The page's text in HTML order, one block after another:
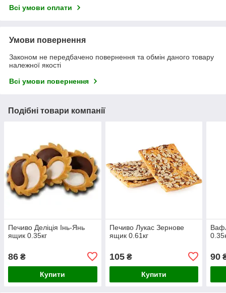
Всі умови оплати
Умови повернення
Законом не передбачено повернення та обмін даного товару
належної якості
Всі умови повернення
Подібні товари компанії
Печиво Деліція Інь-Янь
ящик 0.35кг
86 ₴
Купити
Печиво Лукас Зернове
ящик 0.61кг
105₴
Купити
90